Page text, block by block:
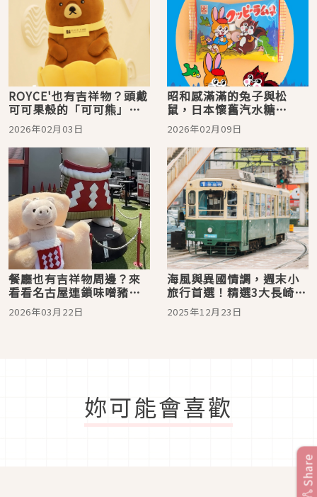
ROYCE'也有吉祥物？頭戴
可可果殼的「可可熊」，
只在ROYCE'CACAO＆
CHOCOLATE TOWN出沒
2026年02月03日
昭和感滿滿的兔子與松
鼠，日本懷舊汽水糖
「KUPPY RAMUNE（クッ
ピーラムネ）」吉祥物
2026年02月09日
餐廳也有吉祥物周邊？來
看看名古屋連鎖味噌豬排
店「YABATON（矢場と
ん）」推出的豬豬周邊吧
2026年03月22日
海風與異國情調，週末小
旅行首選！精選3大長崎市
必玩行程
2025年12月23日
妳可能會喜歡
Share